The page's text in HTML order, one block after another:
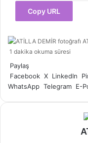
Copy URL
1 dakika okuma süresi
Paylaş
Facebook X LinkedIn
WhatsApp Telegram E-